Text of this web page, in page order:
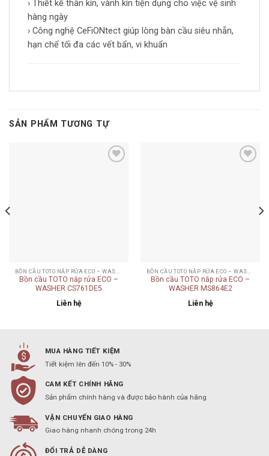
› Thiết kế thân kín, vành kín tiện dụng cho việc vệ sinh
hàng ngày
› Công nghệ CeFiONtect giúp lòng bàn cầu siêu nhẵn,
hạn chế tối đa các vết bẩn, vi khuẩn
SẢN PHẨM TƯƠNG TỰ
Bồn cầu TOTO nắp rửa ECO –
WASHER CS761DE5
Liên hệ
Bồn cầu TOTO nắp rửa ECO –
WASHER MS864E2
Liên hệ
MUA HÀNG TIẾT KIỆM
Tiết kiệm lên đến 10% - 30%
CAM KẾT CHÍNH HÃNG
Sản phẩm chính hàng và được bảo hành của hãng
VẬN CHUYỂN GIAO HÀNG
Giao hàng nhanh chóng trong 24h
ĐỔI TRẢ DỄ DÀNG